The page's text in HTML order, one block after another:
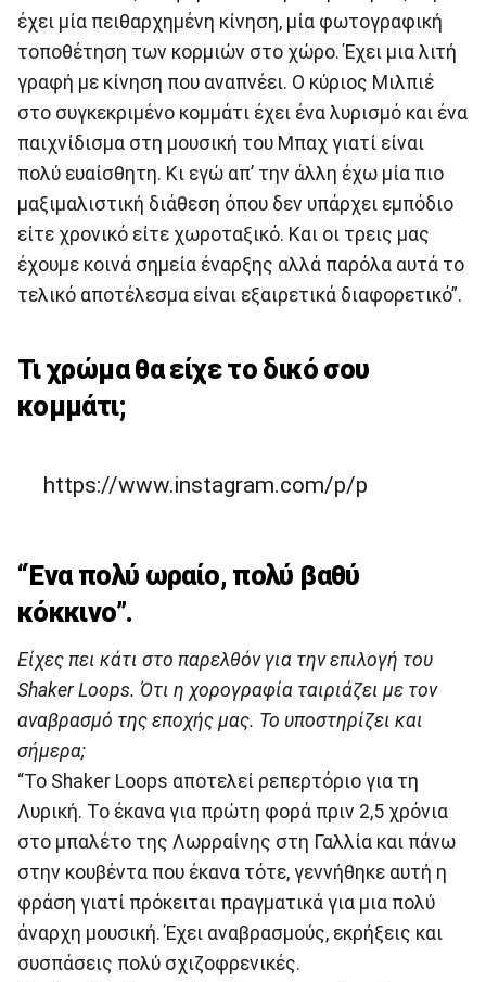
έχει μία πειθαρχημένη κίνηση, μία φωτογραφική
τοποθέτηση των κορμιών στο χώρο. Έχει μια λιτή
γραφή με κίνηση που αναπνέει. Ο κύριος Μιλπιέ
στο συγκεκριμένο κομμάτι έχει ένα λυρισμό και ένα
παιχνίδισμα στη μουσική του Μπαχ γιατί είναι
πολύ ευαίσθητη. Κι εγώ απ’ την άλλη έχω μία πιο
μαξιμαλιστική διάθεση όπου δεν υπάρχει εμπόδιο
είτε χρονικό είτε χωροταξικό. Και οι τρεις μας
έχουμε κοινά σημεία έναρξης αλλά παρόλα αυτά το
τελικό αποτέλεσμα είναι εξαιρετικά διαφορετικό”.
Τι χρώμα θα είχε το δικό σου
κομμάτι;
https://www.instagram.com/p/p
“Ένα πολύ ωραίο, πολύ βαθύ
κόκκινο”.
Είχες πει κάτι στο παρελθόν για την επιλογή του
Shaker Loops. Ότι η χορογραφία ταιριάζει με τον
αναβρασμό της εποχής μας. Το υποστηρίζει και
σήμερα;
“Το Shaker Loops αποτελεί ρεπερτόριο για τη
Λυρική. Το έκανα για πρώτη φορά πριν 2,5 χρόνια
στο μπαλέτο της Λωρραίνης στη Γαλλία και πάνω
στην κουβέντα που έκανα τότε, γεννήθηκε αυτή η
φράση γιατί πρόκειται πραγματικά για μια πολύ
άναρχη μουσική. Έχει αναβρασμούς, εκρήξεις και
συσπάσεις πολύ σχιζοφρενικές.